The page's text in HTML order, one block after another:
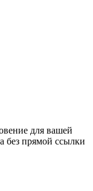
для вашей
без прямой ссылки